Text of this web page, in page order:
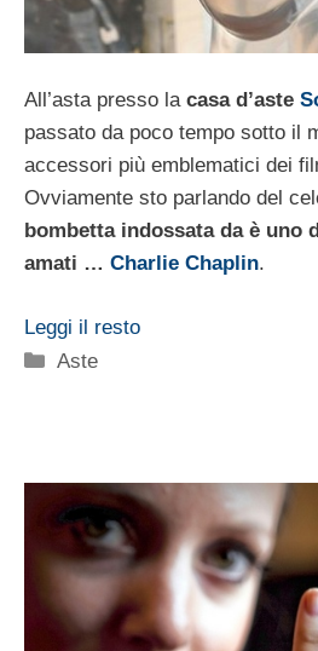
All’asta presso la casa d’aste
passato da poco tempo sotto il
accessori più emblematici dei
Ovviamente sto parlando del
bombetta indossata da è uno
amati … Charlie Chaplin.
Leggi il resto
Categorie
Aste